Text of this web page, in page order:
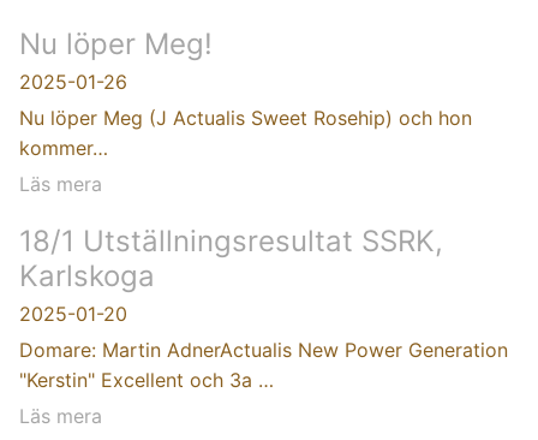
Nu löper Meg!
2025-01-26
Nu löper Meg (J Actualis Sweet Rosehip) och hon
kommer…
Läs mera
18/1 Utställningsresultat SSRK,
Karlskoga
2025-01-20
Domare: Martin AdnerActualis New Power Generation
"Kerstin" Excellent och 3a …
Läs mera